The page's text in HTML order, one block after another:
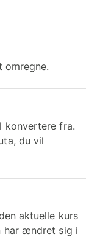
omregne.
konvertere fra.
du vil
aktuelle kurs
har ændret sig i